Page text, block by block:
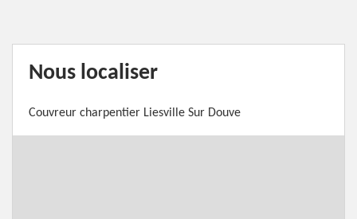
Nous localiser
Couvreur charpentier Liesville Sur Douve